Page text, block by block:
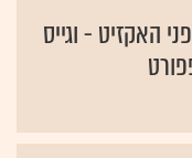
האקזיט - וגייס